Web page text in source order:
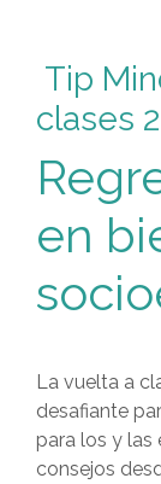
Tip
clases
en
La vuelta a
desafiante
para los y las
consejos